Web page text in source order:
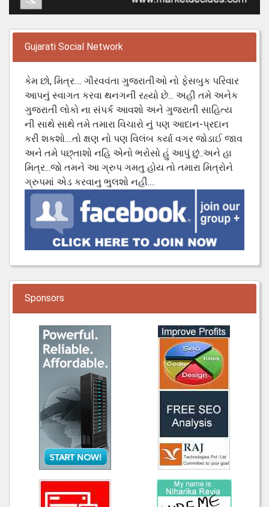
Gujarati Social Network
કેમ છો, મિત્ર.... ગૌરવવંતા ગુજરાતીઓ નો ફેસબુક પરિવાર
આપનું સ્વાગત કરવા થનગની રહ્યો છે... અહી તમે અનેક
ગુજરાતી લોકો ના સંપર્ક આવશો અને ગુજરાતી સાહિત્ય
ની સાથે સાથે તમે તમારા વિચારો નું પણ આદાન-પ્રદાન
કરી શકશો....તો ક્ષણ નો પણ વિલંબ કર્યા વગર જોડાઈ જાવ
અને તમે પછ્તાશો નહિ એનો ભરોસો હું આપું છું..અને હા
મિત્ર...જો તમને આ ગ્રુપ ગમતુ હોય તો તમારા મિત્રોને
ગ્રુપમાં એડ કરવાનુ ભુલશો નહી....
Sponsors